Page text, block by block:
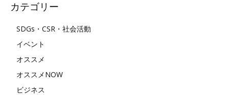
カテゴリー
SDGs・CSR・社会活動
イベント
オススメ
オススメNOW
ビジネス